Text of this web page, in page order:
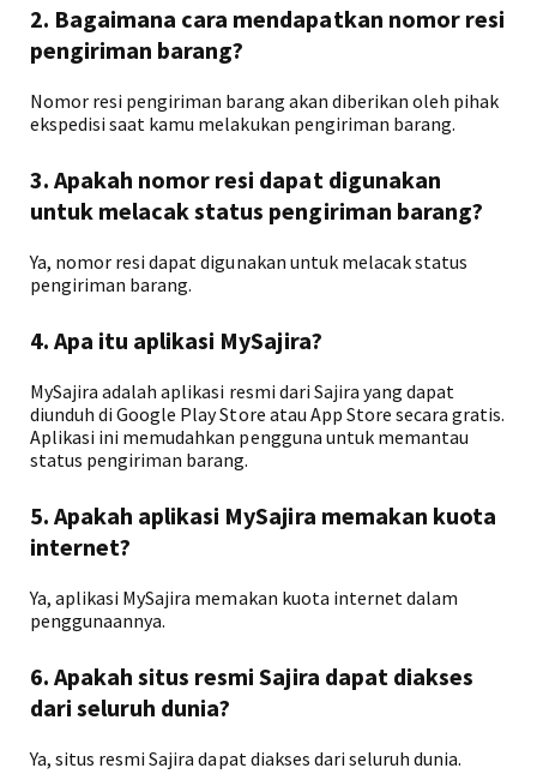
2. Bagaimana cara mendapatkan nomor resi
pengiriman barang?
Nomor resi pengiriman barang akan diberikan oleh pihak
ekspedisi saat kamu melakukan pengiriman barang.
3. Apakah nomor resi dapat digunakan
untuk melacak status pengiriman barang?
Ya, nomor resi dapat digunakan untuk melacak status
pengiriman barang.
4. Apa itu aplikasi MySajira?
MySajira adalah aplikasi resmi dari Sajira yang dapat
diunduh di Google Play Store atau App Store secara gratis.
Aplikasi ini memudahkan pengguna untuk memantau
status pengiriman barang.
5. Apakah aplikasi MySajira memakan kuota
internet?
Ya, aplikasi MySajira memakan kuota internet dalam
penggunaannya.
6. Apakah situs resmi Sajira dapat diakses
dari seluruh dunia?
Ya, situs resmi Sajira dapat diakses dari seluruh dunia.